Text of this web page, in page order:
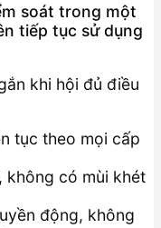
soát trong một
tiếp tục sử dụng
khi hội đủ điều
tục theo mọi cấp
không có mùi khét
động, không